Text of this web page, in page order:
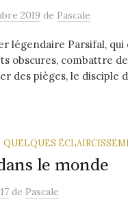
2019 de Pascale
légendaire Parsifal, qui
obscures, combattre
des pièges, le disciple
QUELQUES
le monde
de Pascale